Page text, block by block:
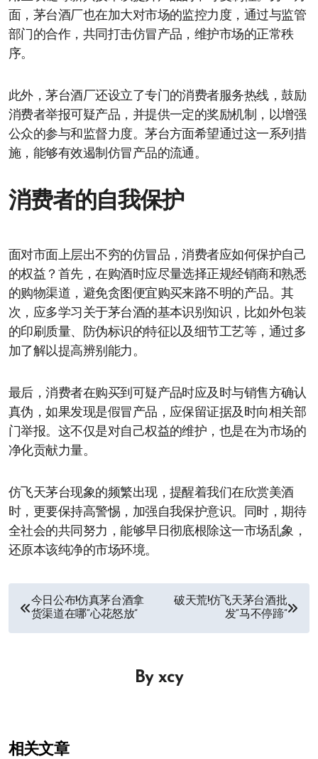
面，茅台酒厂也在加大对市场的监控力度，通过与监管
部门的合作，共同打击仿冒产品，维护市场的正常秩
序。
此外，茅台酒厂还设立了专门的消费者服务热线，鼓励
消费者举报可疑产品，并提供一定的奖励机制，以增强
公众的参与和监督力度。茅台方面希望通过这一系列措
施，能够有效遏制仿冒产品的流通。
消费者的自我保护
面对市面上层出不穷的仿冒品，消费者应如何保护自己
的权益？首先，在购酒时应尽量选择正规经销商和熟悉
的购物渠道，避免贪图便宜购买来路不明的产品。其
次，应多学习关于茅台酒的基本识别知识，比如外包装
的印刷质量、防伪标识的特征以及细节工艺等，通过多
加了解以提高辨别能力。
最后，消费者在购买到可疑产品时应及时与销售方确认
真伪，如果发现是假冒产品，应保留证据及时向相关部
门举报。这不仅是对自己权益的维护，也是在为市场的
净化贡献力量。
仿飞天茅台现象的频繁出现，提醒着我们在欣赏美酒
时，更要保持高警惕，加强自我保护意识。同时，期待
全社会的共同努力，能够早日彻底根除这一市场乱象，
还原本该纯净的市场环境。
文
章
今日公布!仿真茅台酒拿
货渠道在哪“心花怒放”
破天荒!仿飞天茅台酒批
发“马不停蹄”
By xcy
相关文章